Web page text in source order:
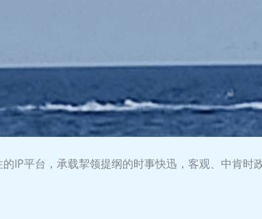
IP平台，承载挈领提纲的时事快迅，客观、中肯